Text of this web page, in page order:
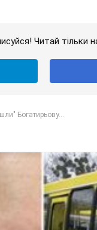
Читай тільки
Богатирьову...